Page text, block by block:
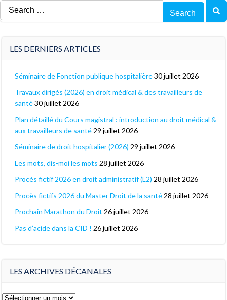
Search
for:
LES DERNIERS ARTICLES
Séminaire de Fonction publique hospitalière30 juillet 2026
Travaux dirigés (2026) en droit médical & des travailleurs de
santé30 juillet 2026
Plan détaillé du Cours magistral : introduction au droit médical &
aux travailleurs de santé 29 juillet 2026
Séminaire de droit hospitalier (2026) 29 juillet 2026
Les mots, dis-moi les mots 28 juillet 2026
Procès fictif 2026 en droit administratif (L2) 28 juillet 2026
Procès fictifs 2026 du Master Droit de la santé 28 juillet 2026
Prochain Marathon du Droit 26 juillet 2026
Pas d’acide dans la CID ! 26 juillet 2026
LES ARCHIVES DÉCANALES
Les